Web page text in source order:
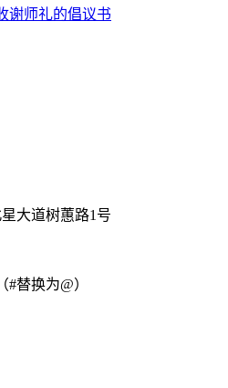
谢师礼的倡议书
大道树蕙路1号
#替换为@）